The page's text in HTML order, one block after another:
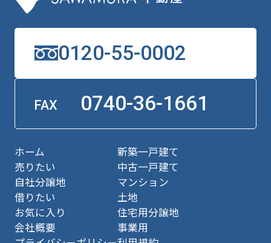
0120-55-0002
FAX 0740-36-1661
ホーム
売りたい
自社分譲地
借りたい
お気に入り
会社概要
新築一戸建て
中古一戸建て
マンション
土地
住宅用分譲地
事業用